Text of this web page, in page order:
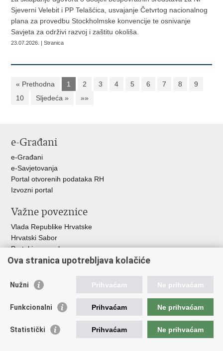
Sjeverni Velebit i PP Telašćica, usvajanje Četvrtog nacionalnog
plana za provedbu Stockholmske konvencije te osnivanje
Savjeta za održivi razvoj i zaštitu okoliša.
23.07.2026. | Stranica
« Prethodna 1 2 3 4 5 6 7 8
9
10
Sljedeća » »»
e-Građani
e-Građani
e-Savjetovanja
Portal otvorenih podataka RH
Izvozni portal
Važne poveznice
Vlada Republike Hrvatske
Hrvatski Sabor
Portal javne nabave
Centralizirani sustav za zapošljavanje
Institucije i Javne ustanove u nadležnosti
Ministarstva
Fond za zaštitu okoliša i energetsku učinkovitost
Državni hidrometeorološki zavod
Ova stranica upotrebljava kolačiće
Nužni Prihvaćam Ne prihvaćam
Funkcionalni Prihvaćam Ne prihvaćam
Statistički Prihvaćam Ne prihvaćam